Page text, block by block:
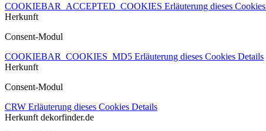
COOKIEBAR_ACCEPTED_COOKIES Erläuterung dieses Cookies
Herkunft
Consent-Modul
COOKIEBAR_COOKIES_MD5 Erläuterung dieses Cookies Details
Herkunft
Consent-Modul
CRW Erläuterung dieses Cookies Details
Herkunft dekorfinder.de